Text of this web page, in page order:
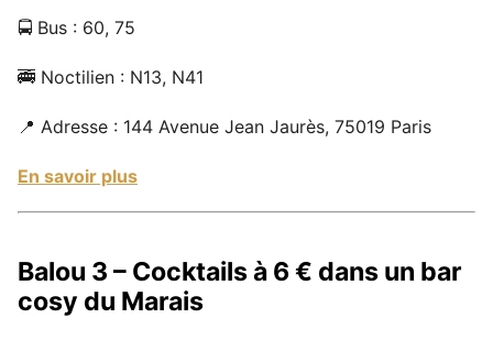
🚍 Bus : 60, 75
🚎 Noctilien : N13, N41
📍 Adresse : 144 Avenue Jean Jaurès, 75019 Paris
En savoir plus
Balou 3 – Cocktails à 6 € dans un bar
cosy du Marais